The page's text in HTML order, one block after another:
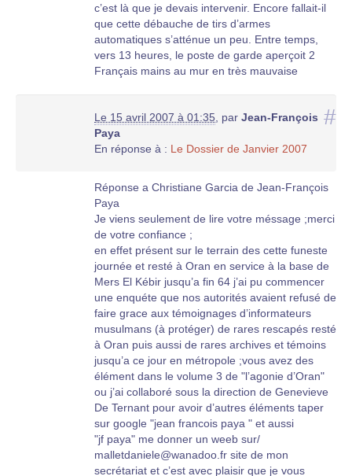
c’est là que je devais intervenir. Encore fallait-il
que cette débauche de tirs d’armes
automatiques s’atténue un peu. Entre temps,
vers 13 heures, le poste de garde aperçoit 2
Français mains au mur en très mauvaise
de 2 reporters de Paris-Match dont Serge Lentz
(pages 147-148)
tout au moins dans notre rue. Je décide,
accompagné d’un sous officier, Brenugat, de
descendre en jeep, en Képi, sans arme,
jusqu’au commissariat central. Je rentre
délibérément par la grande porte, les sentinelles
FLN me semblent très nerveuses mais ne
bronchent pas. Je découvre dans le grand hall
une foule de Français terrorisés, muets, dont la
grande inquiétude se lit sur les visages. Au
centre du hall, un arabe en civil très bien habillé,
s’exprimant dans un excellent français, refait
l’histoire de la conquête d’Algérie depuis le 19°
siècle. Je m’adresse à lui ainsi qu’à tous les
hommes et femmes raflés par les soldats FLN.
Je dis à peu prés ceci : " Les accords d’Evian
donnent à l’armée française le droit et le devoir
de protéger ses ressortissants (Je n’ai jamais
vérifié si cela pouvait être vrai) (Note de la
rédaction, oui ça l’était !) Veuillez rejoindre ma
#
Le 15 avril 2007 à 01:35, par Jean-François
Paya
En réponse à : Le Dossier de Janvier 2007
Réponse a Christiane Garcia de Jean-François
Paya
Je viens seulement de lire votre méssage ;merci
de votre confiance ;
en effet présent sur le terrain des cette funeste
journée et resté à Oran en service à la base de
Mers El Kébir jusqu’a fin 64 j’ai pu commencer
une enquéte que nos autorités avaient refusé de
faire grace aux témoignages d’informateurs
musulmans (à protéger) de rares rescapés resté
à Oran puis aussi de rares archives et témoins
jusqu’a ce jour en métropole ;vous avez des
élément dans le volume 3 de "l’agonie d’Oran"
ou j’ai collaboré sous la direction de Genevieve
De Ternant pour avoir d’autres éléments taper
sur google "jean francois paya " et aussi
"jf paya" me donner un weeb sur/
malletdaniele@wanadoo.fr site de mon
secrétariat et c’est avec plaisir que je vous